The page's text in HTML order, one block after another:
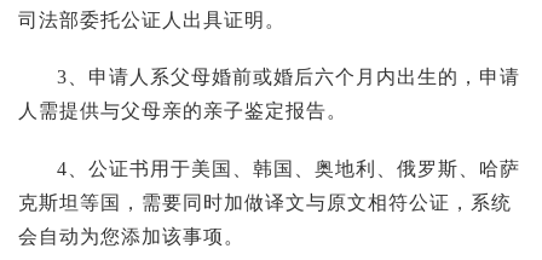
司法部委托公证人出具证明。
3、申请人系父母婚前或婚后六个月内出生的，申请
人需提供与父母亲的亲子鉴定报告。
4、公证书用于美国、韩国、奥地利、俄罗斯、哈萨
克斯坦等国，需要同时加做译文与原文相符公证，系统
会自动为您添加该事项。